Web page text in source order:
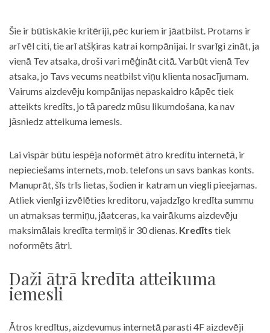
Šie ir būtiskākie kritēriji, pēc kuriem ir jāatbilst. Protams ir
arī vēl citi, tie arī atšķiras katrai kompānijai. Ir svarīgi zināt, ja
vienā Tev atsaka, droši vari mēģināt citā. Varbūt vienā Tev
atsaka, jo Tavs vecums neatbilst viņu klienta nosacījumam.
Vairums aizdevēju kompānijas nepaskaidro kāpēc tiek
atteikts kredīts, jo tā paredz mūsu likumdošana, ka nav
jāsniedz atteikuma iemesls.
Lai vispār būtu iespēja noformēt ātro kredītu internetā, ir
nepieciešams internets, mob. telefons un savs bankas konts.
Manuprāt, šīs trīs lietas, šodien ir katram un viegli pieejamas.
Atliek vienīgi izvēlēties kreditoru, vajadzīgo kredīta summu
un atmaksas termiņu, jāatceras, ka vairākums aizdevēju
maksimālais kredīta termiņš ir 30 dienas. Kredīts tiek
noformēts ātri.
Daži ātrā kredīta atteikuma
iemesli
Ātros kredītus, aizdevumus internetā parasti 4F aizdevēji